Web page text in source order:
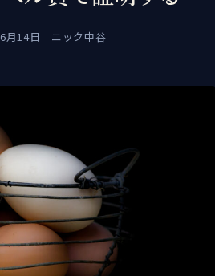
月14日 ニック中谷